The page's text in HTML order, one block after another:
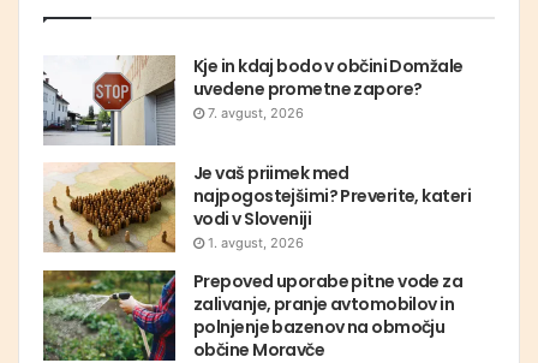
Kje in kdaj bodo v občini Domžale
uvedene prometne zapore?
7. avgust, 2026
Je vaš priimek med
najpogostejšimi? Preverite, kateri
vodi v Sloveniji
1. avgust, 2026
Prepoved uporabe pitne vode za
zalivanje, pranje avtomobilov in
polnjenje bazenov na območju
občine Moravče